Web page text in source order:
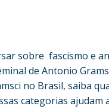
sobre fascismo e
de Antonio
no Brasil, saiba
categorias ajudam